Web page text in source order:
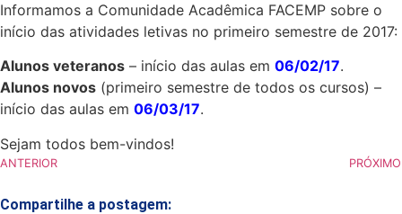
Informamos a Comunidade Acadêmica FACEMP sobre o
início das atividades letivas no primeiro semestre de 2017:
Alunos veteranos – início das aulas em 06/02/17.
Alunos novos (primeiro semestre de todos os cursos) –
início das aulas em 06/03/17.
Sejam todos bem-vindos!
ANTERIOR PRÓXIMO
Compartilhe a postagem: